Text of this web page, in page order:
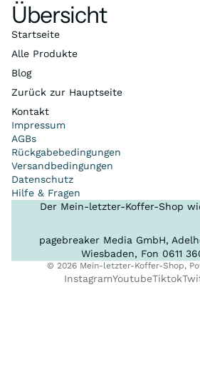
Übersicht
Startseite
Alle Produkte
Blog
Zurück zur Hauptseite
Kontakt
Impressum
AGBs
Rückgabebedingungen
Versandbedingungen
Datenschutz
Hilfe & Fragen
Der Mein-letzter-Koffer-Shop
pagebreaker Media GmbH,
Wiesbaden, Fon 0611
© 2026 Mein-letzter-Koffer-Shop,
InstagramYoutubeTiktok